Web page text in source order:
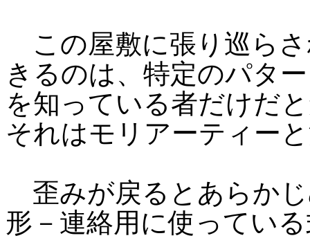
この屋敷に張り巡ら
きるのは、特定のパタ
を知っている者だけだ
それはモリアーティー
歪みが戻るとあらか
形－連絡用に使ってい